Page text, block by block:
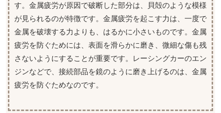
す。金属疲労が原因で破断した部分は、貝殻のような模様
が見られるのが特徴です。金属疲労を起こす力は、一度で
金属を破壊する力よりも、はるかに小さいものです。金属
疲労を防ぐためには、表面を滑らかに磨き、微細な傷も残
さないようにすることが重要です。レーシングカーのエン
ジンなどで、接続部品を鏡のように磨き上げるのは、金属
疲労を防ぐためなのです。